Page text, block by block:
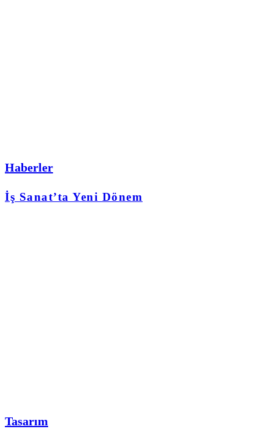
Haberler
İş Sanat’ta Yeni Dönem
Tasarım